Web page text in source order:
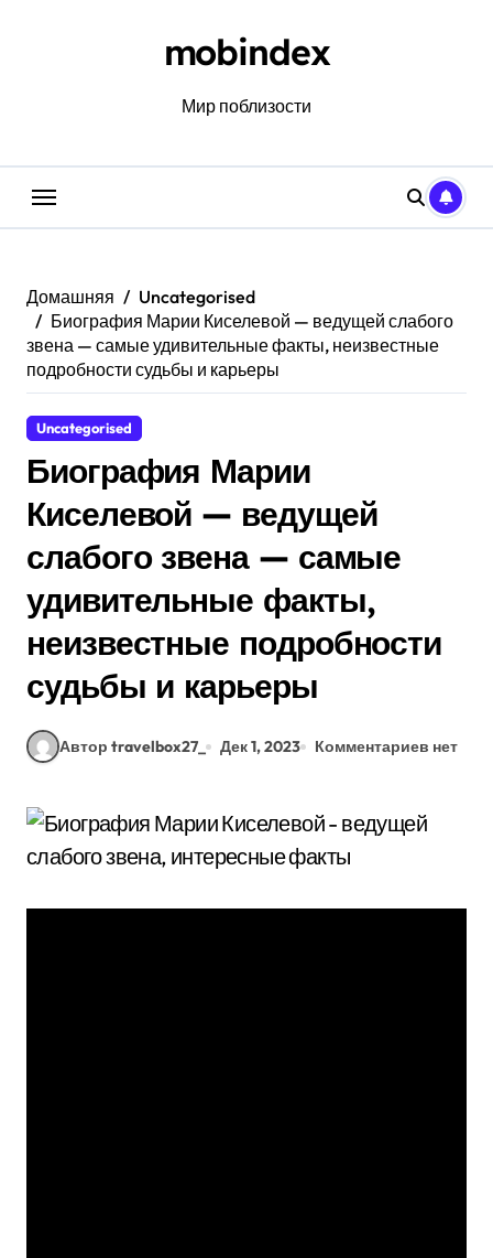
mobindex
Мир поблизости
Домашняя
Uncategorised
Биография Марии Киселевой — ведущей слабого
звена — самые удивительные факты, неизвестные
подробности судьбы и карьеры
Uncategorised
Биография Марии
Киселевой — ведущей
слабого звена — самые
удивительные факты,
неизвестные подробности
судьбы и карьеры
Автор travelbox27_ Дек 1, 2023 Комментариев нет